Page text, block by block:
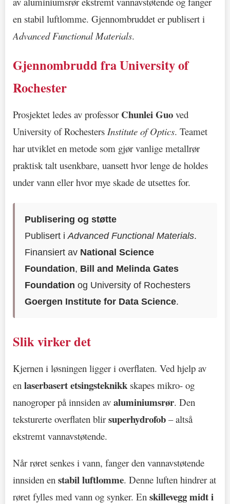
en stabil luftlomme. Gjennombruddet er publisert i
Advanced Functional Materials.
Gjennombrudd fra University of
Rochester
Prosjektet ledes av professor Chunlei Guo ved
University of Rochesters Institute of Optics. Teamet
har utviklet en metode som gjør vanlige metallrør
praktisk talt usenkbare, uansett hvor lenge de holdes
under vann eller hvor mye skade de utsettes for.
Publisering og støtte
Publisert iAdvanced Functional Materials.
Finansiert av National Science
Foundation, Bill and Melinda Gates
Foundation og University of Rochesters
Goergen Institute for Data Science.
Slik virker det
Kjernen i løsningen ligger i overflaten. Ved hjelp av
en laserbasert etsingsteknikk skapes mikro- og
nanogroper på innsiden av aluminiumsrør. Den
teksturerte overflaten blirsuperhydrofob – altså
ekstremt vannavstøtende.
Når røret senkes i vann, fanger den vannavstøtende
innsiden en stabil luftlomme. Denne luften hindrer at
røret fylles med vann og synker. En skillevegg midt i